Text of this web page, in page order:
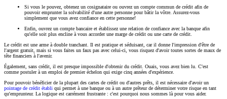
Si vous le pouvez, obtenez un cosignataire ou ouvrez un compte commun de crédit afin de
pouvoir emprunter la solvabilité d'une autre personne pour bâtir la vôtre. Assurez-vous
simplement que vous avez confiance en cette personne!
Enfin, ouvrez un compte bancaire et établissez une relation de confiance avec la banque afin
qu'elle soit plus encline à vous accorder une marge de crédit ou une carte de crédit.
Le crédit est une arme à double tranchant. Il est pratique et séduisant, car il donne l'impression d'être de
l'argent gratuit, mais si vous faites un faux pas avec celui-ci, vous risquez d'avoir toutes sortes de maux de
tête financiers à l'avenir.
Également, sans crédit, il est presque impossible d'obtenir du crédit. Ouais, vous avez bien lu. C'est
comme postuler à un emploi de premier échelon qui exige cinq années d'expérience.
Pour pouvoir bénéficier de la plupart des cartes de crédit ou d'autres prêts, il est nécessaire d'avoir un
pointage de crédit établi qui permet à une banque ou à un autre prêteur de déterminer votre risque en tant
qu'emprunteur. La logique est carrément frustrante : c'est pourquoi nous sommes là pour vous aider.